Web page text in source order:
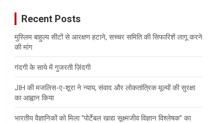
Recent Posts
मुस्लिम बाहुल्य सीटों से आरक्षण हटाने, सच्चर समिति की सिफारिशें लागू करने
की मांग
गंदगी के साये में गुजरती ज़िंदगी
JIH की मजलिस-ए-शूरा ने न्याय, संवाद और लोकतांत्रिक मूल्यों की सुरक्षा
का आह्वान किया
भारतीय वैज्ञानिकों को मिला “पोर्टेबल खाद्य सूक्ष्मजीव विज्ञान विश्लेषक” का